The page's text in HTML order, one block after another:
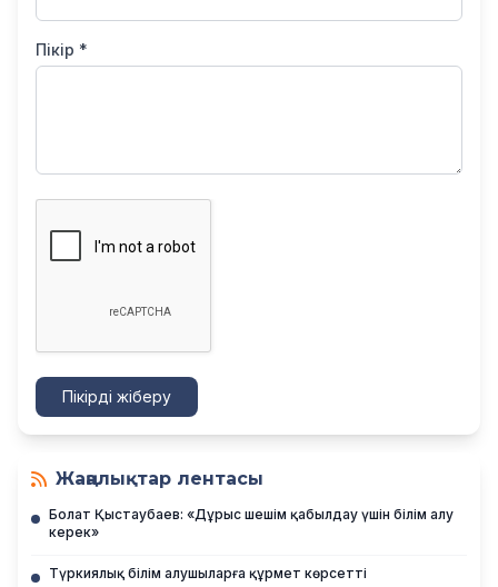
Пікір *
Пікірді жіберу
Жаңалықтар лентасы
Болат Қыстаубаев: «Дұрыс шешім қабылдау үшін білім алу
керек»
Түркиялық білім алушыларға құрмет көрсетті